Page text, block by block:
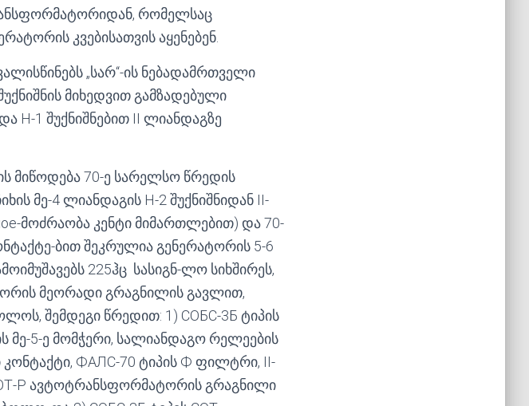
რომელსაც
კვებისათვის აყენებენ.
„სარ“-ის ნებადამრთველი
მიხედვით გამზადებული
Н-1 შუქნიშნებით II ლიანდაგზე
მიწოდება 70-ე სარელსო წრედის
მე-4 ლიანდაგის Н-2 შუქნიშნიდან II-
მოძრაობა კენტი მიმართლებით) და 70-
ბით შეკრულია გენერატორის 5-6
225ჰც სასიგნ-ლო სიხშირეს,
მეორადი გრაგნილის გავლით,
შემდეგი წრედით: 1) СОБС-3Б ტიპის
5-ე მომჭერი, სალიანდაგო რელეების
ФАЛС-70 ტიპის Ф ფილტრი, II-
Р ავტოტრანსფორმატორის გრაგნილი